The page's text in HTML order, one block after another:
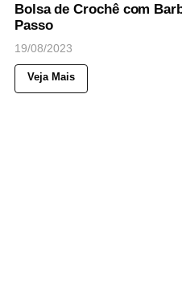
Bolsa de Crochê com
Passo
19/08/2023
Veja Mais